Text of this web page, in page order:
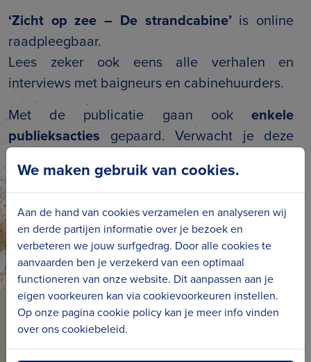
‘Zicht op zee – De strandcabine’is online
raadpleegbaar.
Lees zeker ook eens alle verhalen en
interviews met baigneurs en cabinehuurders.
Met de publicatie gaan ookenkele
publieksacties gepaard. Verwacht je deze
tentoonstelling of een leuke gadget die je
binnentrekt in de verhalen.
BLIJF OP DE HOOGTE VAN
ONS NIEUWS
We maken gebruik van cookies.
Aan de hand van cookies verzamelen en analyseren wij
en derde partijen informatie over je bezoek en
verbeteren we jouw surfgedrag. Door alle cookies te
aanvaarden ben je verzekerd van een optimaal
functioneren van onze website. Dit aanpassen aan je
eigen voorkeuren kan via cookievoorkeuren instellen.
Op onze pagina cookie policy kan je meer info vinden
over ons cookiebeleid.